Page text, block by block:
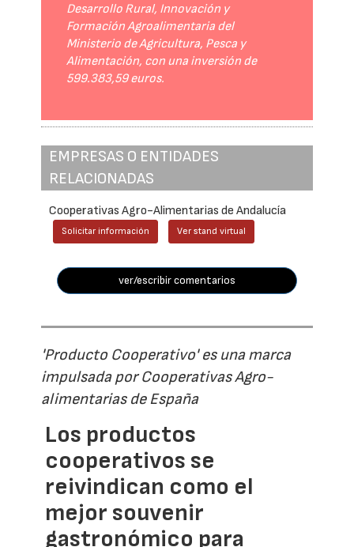
Desarrollo Rural, Innovación y
Formación Agroalimentaria del
Ministerio de Agricultura, Pesca y
Alimentación, con una inversión de
599.383,59 euros.
EMPRESAS O ENTIDADES
RELACIONADAS
Cooperativas Agro-Alimentarias de Andalucía
Solicitar información Ver stand virtual
ver/escribir comentarios
'Producto Cooperativo' es una marca
impulsada por Cooperativas Agro-
alimentarias de España
Los productos
cooperativos se
reivindican como el
mejor souvenir
gastronómico para